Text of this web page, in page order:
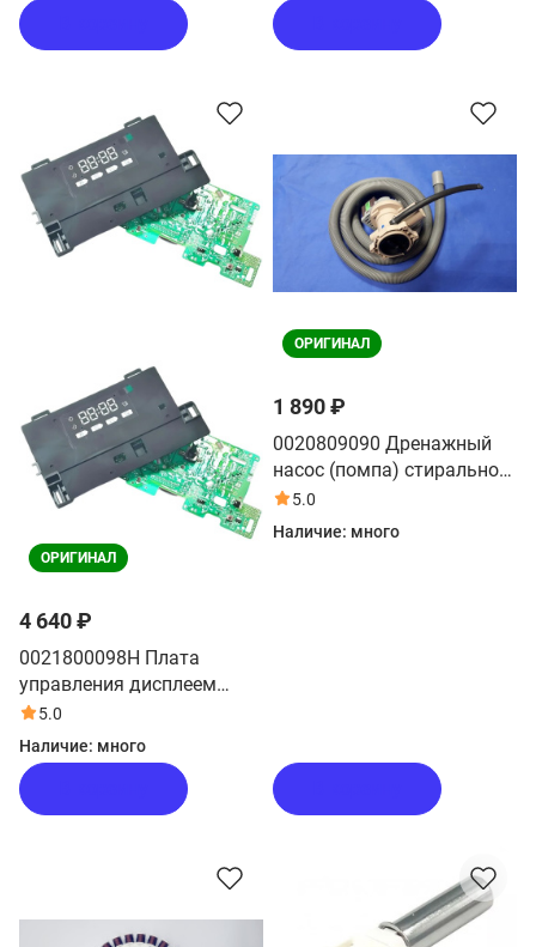
ОРИГИНАЛ
4 640 ₽
0021800098H Плата
управления дисплеем
стиральной машины Haier
5.0
Наличие: много
ОРИГИНАЛ
1 890 ₽
0020809090 Дренажный
насос (помпа) стиральной
машины Haier
5.0
Наличие: много